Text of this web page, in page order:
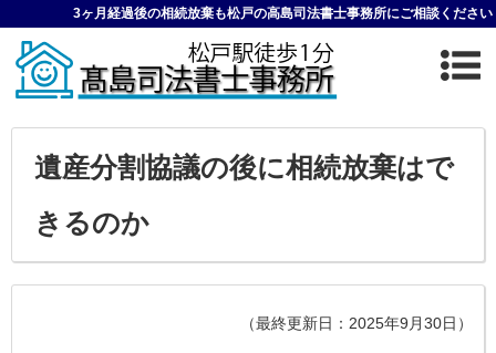
3ヶ月経過後の相続放棄も松戸の高島司法書士事務所にご相談ください
遺産分割協議の後に相続放棄はで
きるのか
（最終更新日：2025年9月30日）